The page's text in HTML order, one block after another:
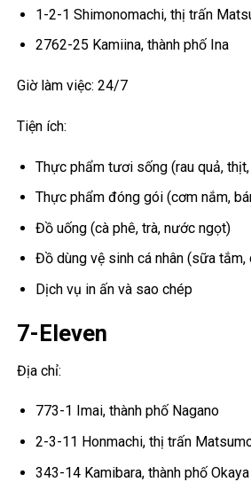
1-2-1 Shimonomachi, thị trấn
2762-25 Kamiina, thành phố Ina
Giờ làm việc: 24/7
Tiện ích:
Thực phẩm tươi sống (rau quả,
Thực phẩm đóng gói (cơm nắm,
Đồ uống (cà phê, trà, nước ngọt)
Đồ dùng vệ sinh cá nhân (sữa
Dịch vụ in ấn và sao chép
7-Eleven
Địa chỉ:
773-1 Imai, thành phố Nagano
2-3-11 Honmachi, thị trấn
343-14 Kamibara, thành phố Okaya